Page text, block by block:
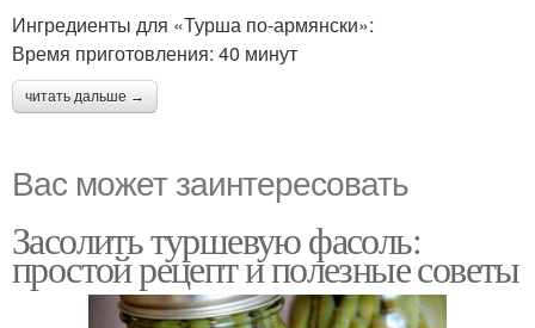
Ингредиенты для «Турша по-армянски»:
Время приготовления: 40 минут
читать дальше →
Вас может заинтересовать
Засолить туршевую фасоль:
простой рецепт и полезные советы